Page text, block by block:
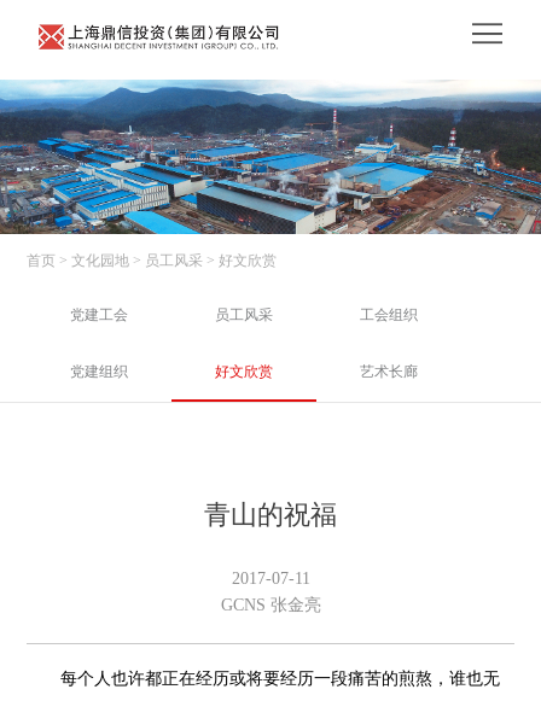
首页 > 文化园地 > 员工风采 > 好文欣赏
党建工会 员工风采 工会组织
党建组织 好文欣赏 艺术长廊
青山的祝福
2017-07-11
GCNS 张金亮
每个人也许都正在经历或将要经历一段痛苦的煎熬，谁也无